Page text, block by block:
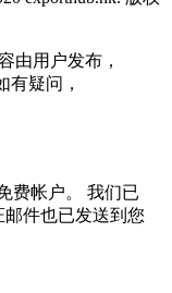
由用户发布，
有疑问，
费帐户。 我们已
件也已发送到您